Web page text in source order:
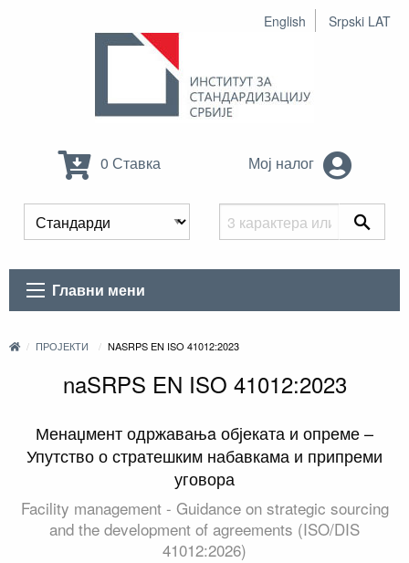
English Srpski LAT
0 Ставка Мој налог
Главни мени
ПРОЈЕКТИ NASRPS EN ISO 41012:2023
naSRPS EN ISO 41012:2023
Менаџмент одржавањa објеката и опреме –
Упутство о стратешким набавкама и припреми
уговора
Facility management - Guidance on strategic sourcing
and the development of agreements (ISO/DIS
41012:2026)